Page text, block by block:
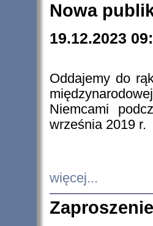
Nowa
19.12.2023
Oddajemy do
Niemcami
września 2019 r.
więcej...